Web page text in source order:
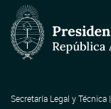
Secretaría Legal y Técnica |